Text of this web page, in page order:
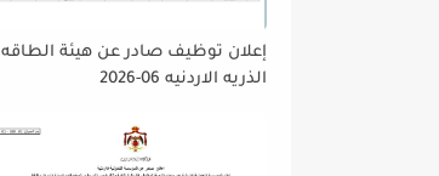
إعلان توظيف صادر عن هيئة الطاقه
الذريه الاردنيه 06-2026